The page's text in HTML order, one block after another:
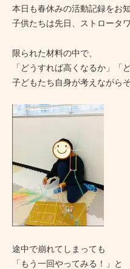
本日も春休みの活動記録をお
子供たちは先日、ストロータ
限られた材料の中で、
「どうすれば高くなるか」「
子どもたち自身が考えながら
途中で崩れてしまっても
「もう一回やってみる！」と